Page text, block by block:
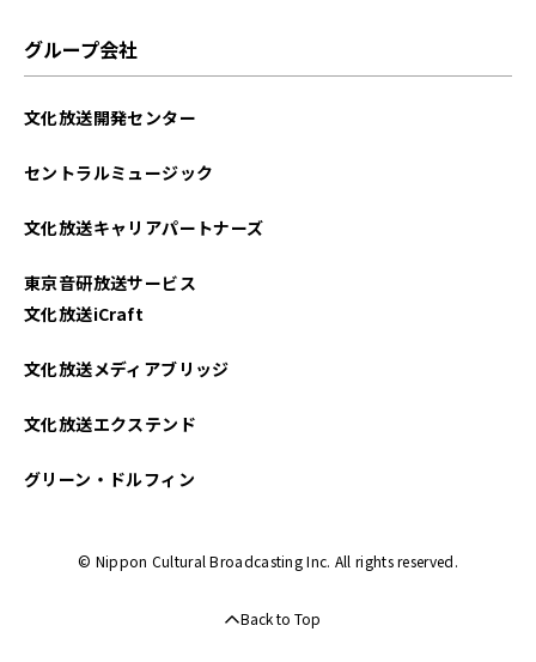
2024年10月
2024年03月
2024年02月
2024年01月
グループ会社
文化放送開発センター
セントラルミュージック
文化放送キャリアパートナーズ
東京音研放送サービス
文化放送iCraft
文化放送メディアブリッジ
文化放送エクステンド
グリーン・ドルフィン
© Nippon Cultural Broadcasting Inc. All rights reserved.
Back to Top